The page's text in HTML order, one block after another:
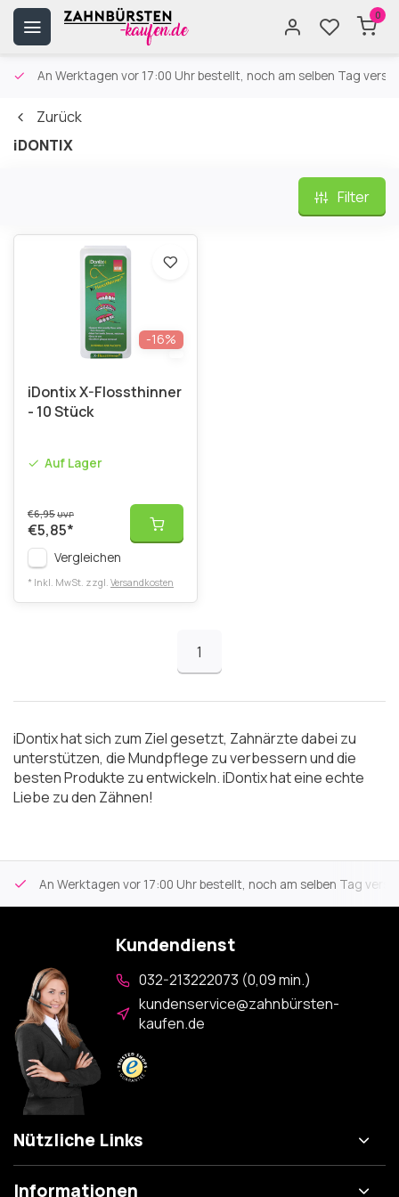
0
An Werktagen vor 17:00 Uhr bestellt, noch am selben Tag
Zurück
iDONTIX
Filter
-16%
iDontix X-Flossthinner
- 10 Stück
Auf Lager
€6,95UVP
€5,85*
Vergleichen
* Inkl. MwSt. zzgl. Versandkosten
1
iDontix hat sich zum Ziel gesetzt, Zahnärzte dabei zu
unterstützen, die Mundpflege zu verbessern und die
bestenProdukte zu entwickeln. iDontix hat eine echte
Liebe zu den Zähnen!
An Werktagen vor 17:00 Uhr bestellt, noch am selben Tag
Kundendienst
032-213222073 (0,09 min.)
kundenservice@zahnbürsten-
kaufen.de
Nützliche Links
Informationen